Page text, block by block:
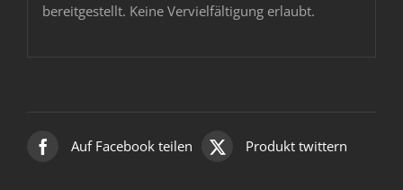
bereitgestellt. Keine Vervielfältigung erlaubt.
Auf Facebook teilen Produkt twittern